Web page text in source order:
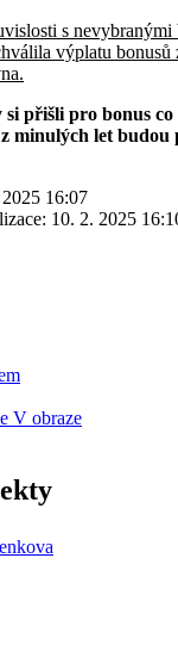
s
výplatu bonusů
si přišli pro bonus
minulých let budou
16:07
10. 2. 2025
V obraze